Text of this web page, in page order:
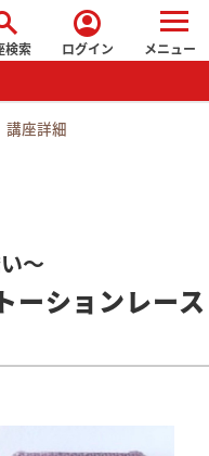
検索
account_circle
ログイン メニュー
講座詳細
～
ションレース